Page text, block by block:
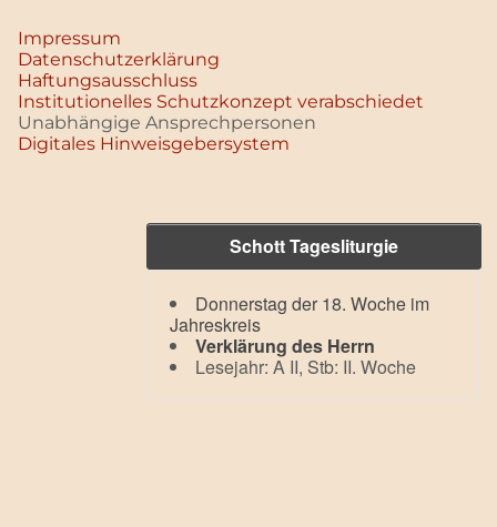
Impressum
Datenschutz­erklärung
Haftungsausschluss
Institutionelles Schutzkonzept verabschiedet
Unabhängige Ansprechpersonen
Digitales Hinweisgebersystem
Schott Tagesliturgie
Donnerstag der 18. Woche im
Jahreskreis
Verklärung des Herrn
Lesejahr: A II, Stb: II. Woche